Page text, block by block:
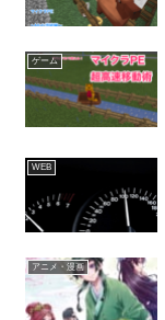
ゲーム
WEB
アニメ・漫画